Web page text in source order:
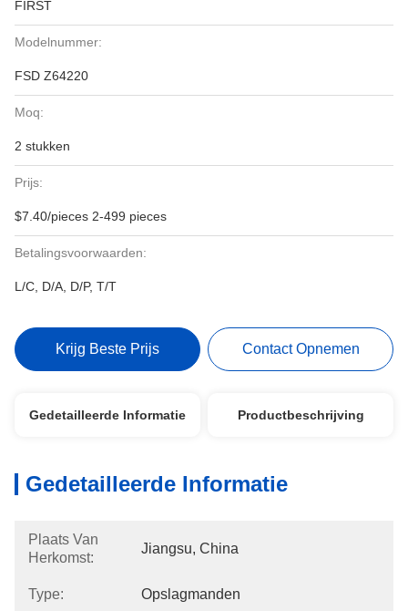
FIRST
Modelnummer:
FSD Z64220
Moq:
2 stukken
Prijs:
$7.40/pieces 2-499 pieces
Betalingsvoorwaarden:
L/C, D/A, D/P, T/T
Krijg Beste Prijs Contact Opnemen
Gedetailleerde Informatie Productbeschrijving
Gedetailleerde Informatie
Plaats Van
Herkomst:
Jiangsu, China
Type: Opslagmanden